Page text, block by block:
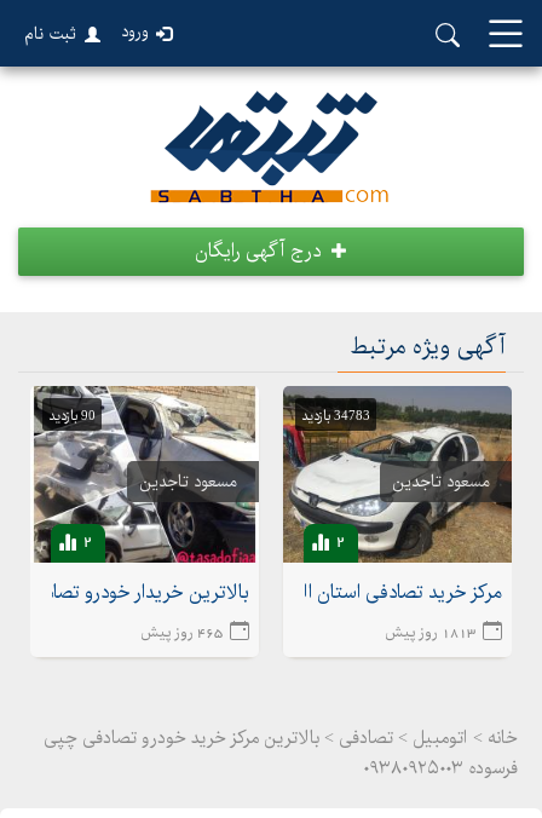
ورود ثبت نام
درج آگهی رایگان
آگهی ویژه مرتبط
34783 بازدید
مسعود تاجدین
2
مرکز خرید تصادفی استان البرز کرج تهران و سراسر ایران
1813 روز پیش
90 بازدید
مسعود تاجدین
2
بالاترین خریدار خودرو تصادفی
465 روز پیش
خانه > اتومبیل > تصادفی > بالاترین مرکز خرید خودرو تصادفی چپی
فرسوده ۰۹۳۸۰۹۲۵۰۰۳